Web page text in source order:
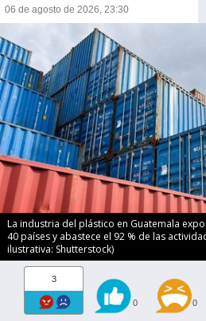
06 de agosto de 2026, 23:30
La industria del plástico en Guatemala
40 países y abastece el 92 % de las
ilustrativa: Shutterstock)
3
0 0